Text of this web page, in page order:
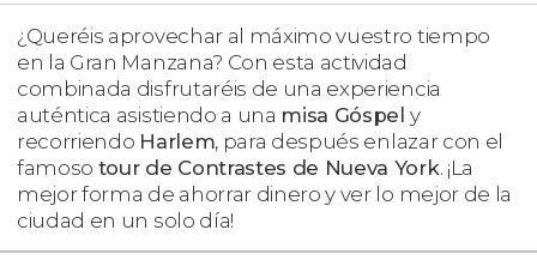
¿Queréis aprovechar al máximo vuestro tiempo
en la Gran Manzana? Con esta actividad
combinada disfrutaréis de una experiencia
auténtica asistiendo a una misa Góspel y
recorriendo Harlem, para después enlazar con el
famoso tour de Contrastes de Nueva York. ¡La
mejor forma de ahorrar dinero y ver lo mejor de la
ciudad en un solo día!